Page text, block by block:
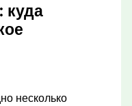
куда
несколько